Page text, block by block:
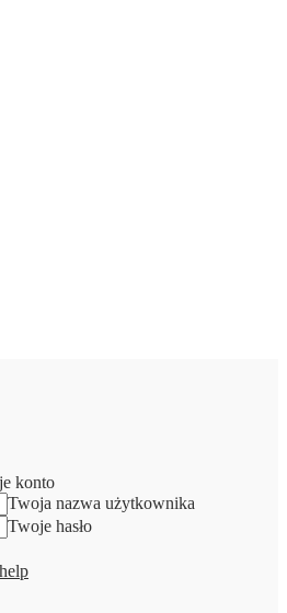
konto
Twoja nazwa użytkownika
Twoje hasło